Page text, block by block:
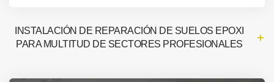
INSTALACIÓN DE REPARACIÓN DE SUELOS EPOXI
PARA MULTITUD DE SECTORES PROFESIONALES